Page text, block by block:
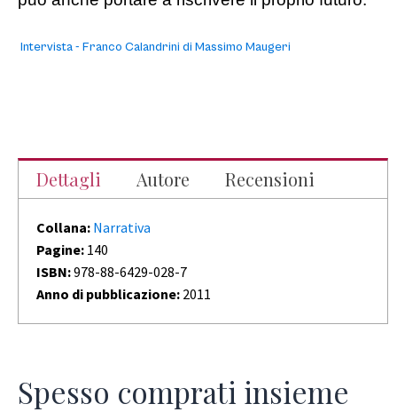
Intervista - Franco Calandrini di Massimo Maugeri
Dettagli Autore Recensioni
Collana: Narrativa
Pagine: 140
ISBN:978-88-6429-028-7
Anno di pubblicazione: 2011
Spesso comprati insieme